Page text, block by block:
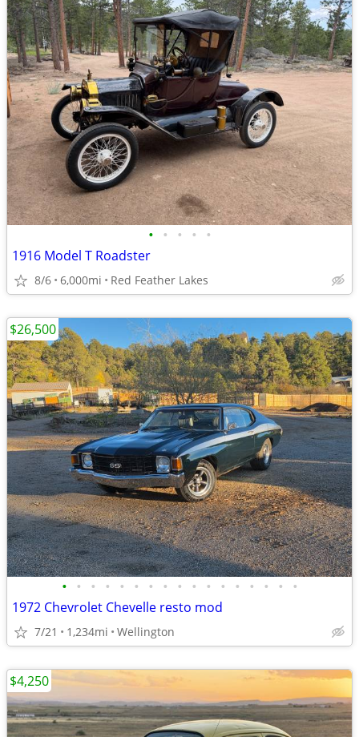
• • • • •
1916 Model T Roadster
8/6 6,000mi Red Feather Lakes
• • • • • • • • • • • • • • • • •
1972 Chevrolet Chevelle resto mod
7/21 1,234mi Wellington
$26,500
$4,250